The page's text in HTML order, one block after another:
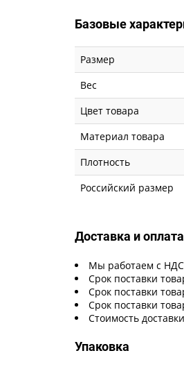
Базовые
Размер
Вес
Цвет товара
Материал товара
Плотность
Российский размер
Доставка и оплата
Мы работаем с
Срок поставки
Срок поставки
Срок поставки
Стоимость
Упаковка